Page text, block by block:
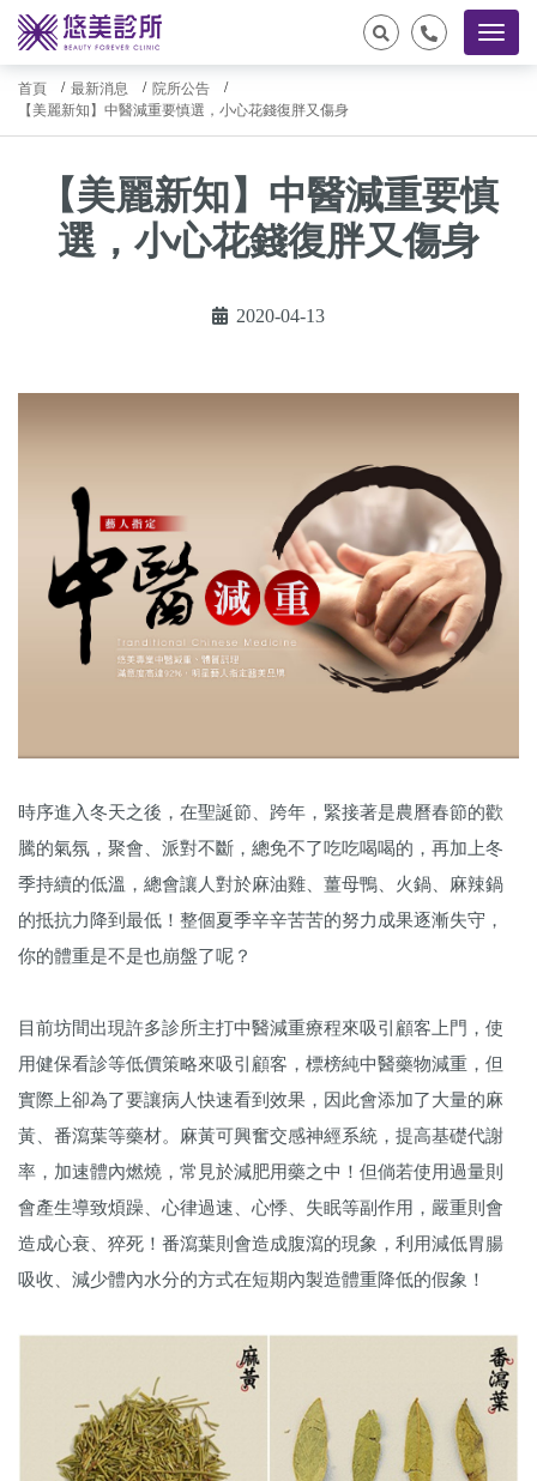
首頁 最新消息
院所公告
【美麗新知】中醫減重要慎選，小心花錢復胖又傷身
【美麗新知】中醫減重要慎
選，小心花錢復胖又傷身
2020-04-13
時序進入冬天之後，在聖誕節、跨年，緊接著是農曆春節的歡
騰的氣氛，聚會、派對不斷，總免不了吃吃喝喝的，再加上冬
季持續的低溫，總會讓人對於麻油雞、薑母鴨、火鍋、麻辣鍋
的抵抗力降到最低！整個夏季辛辛苦苦的努力成果逐漸失守，
你的體重是不是也崩盤了呢？
目前坊間出現許多診所主打中醫減重療程來吸引顧客上門，使
用健保看診等低價策略來吸引顧客，標榜純中醫藥物減重，但
實際上卻為了要讓病人快速看到效果，因此會添加了大量的麻
黃、番瀉葉等藥材。麻黃可興奮交感神經系統，提高基礎代謝
率，加速體內燃燒，常見於減肥用藥之中！但倘若使用過量則
會產生導致煩躁、心律過速、心悸、失眠等副作用，嚴重則會
造成心衰、猝死！番瀉葉則會造成腹瀉的現象，利用減低胃腸
吸收、減少體內水分的方式在短期內製造體重降低的假象！